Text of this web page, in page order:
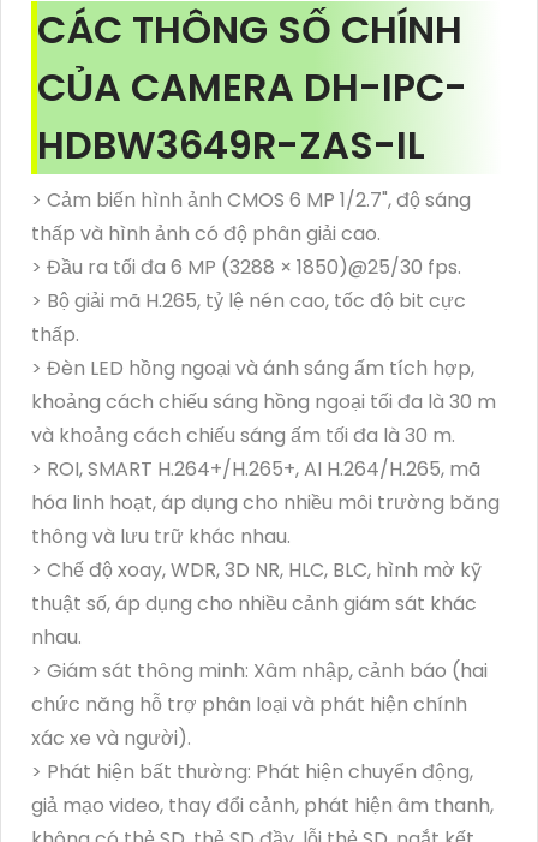
CÁC THÔNG SỐ CHÍNH
CỦA CAMERA DH-IPC-
HDBW3649R-ZAS-IL
> Cảm biến hình ảnh CMOS 6 MP 1/2.7", độ sáng
thấp và hình ảnh có độ phân giải cao.
> Đầu ra tối đa 6 MP (3288 × 1850)@25/30 fps.
> Bộ giải mã H.265, tỷ lệ nén cao, tốc độ bit cực
thấp.
> Đèn LED hồng ngoại và ánh sáng ấm tích hợp,
khoảng cách chiếu sáng hồng ngoại tối đa là 30 m
và khoảng cách chiếu sáng ấm tối đa là 30 m.
> ROI, SMART H.264+/H.265+, AI H.264/H.265, mã
hóa linh hoạt, áp dụng cho nhiều môi trường băng
thông và lưu trữ khác nhau.
> Chế độ xoay, WDR, 3D NR, HLC, BLC, hình mờ kỹ
thuật số, áp dụng cho nhiều cảnh giám sát khác
nhau.
> Giám sát thông minh: Xâm nhập, cảnh báo (hai
chức năng hỗ trợ phân loại và phát hiện chính
xác xe và người).
> Phát hiện bất thường: Phát hiện chuyển động,
giả mạo video, thay đổi cảnh, phát hiện âm thanh,